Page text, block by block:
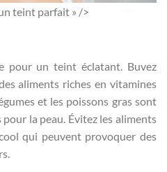
teint parfait » />
pour un teint éclatant. Buvez
aliments riches en vitamines
et les poissons gras sont
la peau. Évitez les aliments
qui peuvent provoquer des